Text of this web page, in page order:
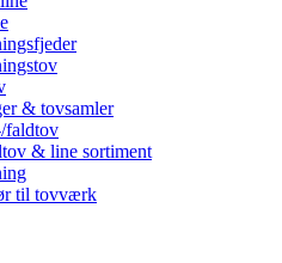
& tovsamler
faldtov
& line sortiment
til tovværk